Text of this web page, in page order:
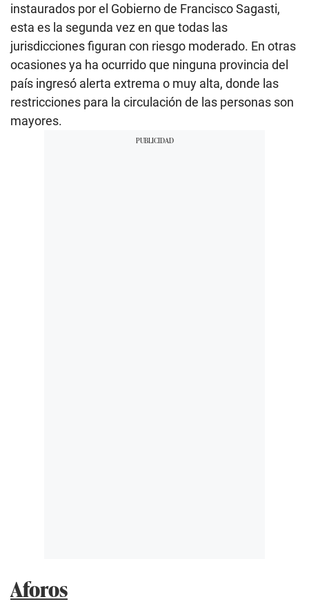
instaurados por el Gobierno de Francisco Sagasti,
esta es la segunda vez en que todas las
jurisdicciones figuran con riesgo moderado. En otras
ocasiones ya ha ocurrido que ninguna provincia del
país ingresó alerta extrema o muy alta, donde las
restricciones para la circulación de las personas son
mayores.
Aforos